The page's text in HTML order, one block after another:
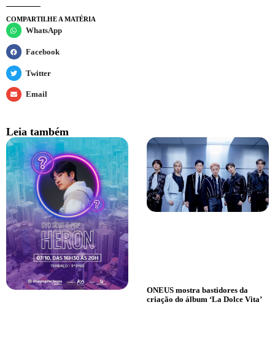
COMPARTILHE A MATÉRIA
WhatsApp
Facebook
Twitter
Email
Leia também
ONEUS mostra bastidores da
criação do álbum ‘La Dolce Vita’